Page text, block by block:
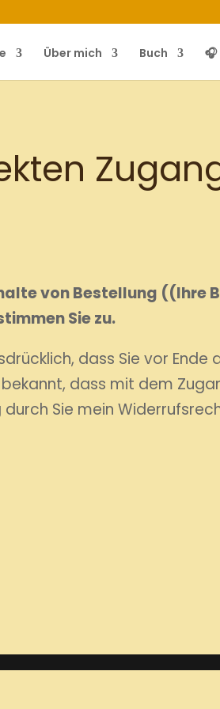
Über mich Buch 🎧
von Bestellung ((Ihre
Sie zu.
dass Sie vor
dass mit dem
Sie mein